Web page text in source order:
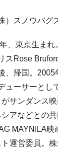
）スノウバグ
、東京生まれ
スRose
、帰国。2005
ューサーとし
サンダンス
アなどとの
MAYNILA
運営委員。